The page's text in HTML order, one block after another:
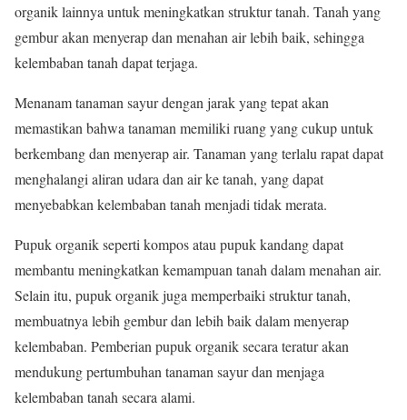
organik lainnya untuk meningkatkan struktur tanah. Tanah yang
gembur akan menyerap dan menahan air lebih baik, sehingga
kelembaban tanah dapat terjaga.
Menanam tanaman sayur dengan jarak yang tepat akan
memastikan bahwa tanaman memiliki ruang yang cukup untuk
berkembang dan menyerap air. Tanaman yang terlalu rapat dapat
menghalangi aliran udara dan air ke tanah, yang dapat
menyebabkan kelembaban tanah menjadi tidak merata.
Pupuk organik seperti kompos atau pupuk kandang dapat
membantu meningkatkan kemampuan tanah dalam menahan air.
Selain itu, pupuk organik juga memperbaiki struktur tanah,
membuatnya lebih gembur dan lebih baik dalam menyerap
kelembaban. Pemberian pupuk organik secara teratur akan
mendukung pertumbuhan tanaman sayur dan menjaga
kelembaban tanah secara alami.